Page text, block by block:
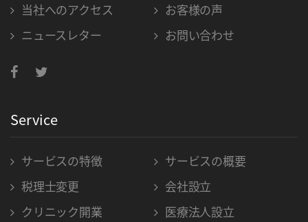
当社へのアクセス
お客様の声
ニュースレター
お問い合わせ
Service
サービスの特徴
サービスの概要
税理士変更
会社設立
クリニック開業
医療法人設立